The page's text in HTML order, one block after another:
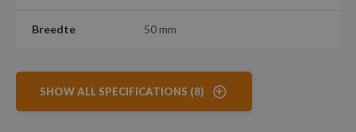
Breedte 50 mm
SHOW ALL SPECIFICATIONS (8)